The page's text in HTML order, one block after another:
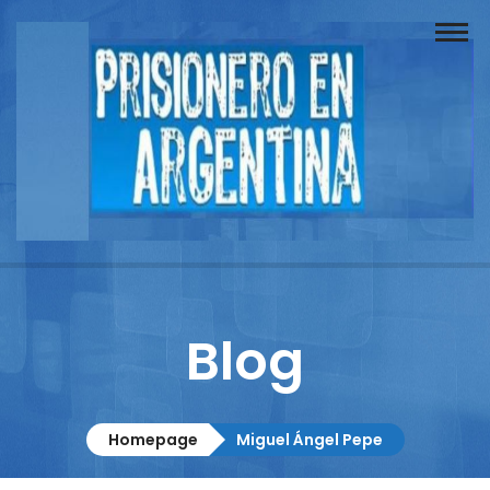
Buscador
Documentos
Columnistas
Contacto
Blog
Homepage Miguel Ángel Pepe